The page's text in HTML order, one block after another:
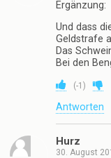
Ergänzung:
Und dass
Geldstrafe
Das
Bei den
(-1 )
Antworten
Hurz
30. August